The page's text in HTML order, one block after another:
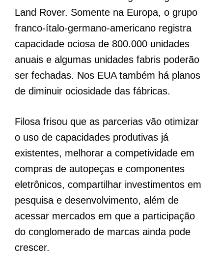
Land Rover. Somente na Europa, o grupo
franco-ítalo-germano-americano registra
capacidade ociosa de 800.000 unidades
anuais e algumas unidades fabris poderão
ser fechadas. Nos EUA também há planos
de diminuir ociosidade das fábricas.
Filosa frisou que as parcerias vão otimizar
o uso de capacidades produtivas já
existentes, melhorar a competividade em
compras de autopeças e componentes
eletrônicos, compartilhar investimentos em
pesquisa e desenvolvimento, além de
acessar mercados em que a participação
do conglomerado de marcas ainda pode
crescer.